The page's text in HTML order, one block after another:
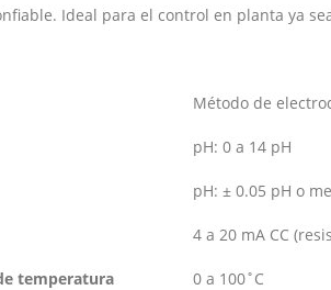
Ideal para el control en planta ya
Método de
pH: 0 a 14 pH
pH: ± 0.05 pH o
4 a 20 mA CC
temperatura 0 a 100˚C